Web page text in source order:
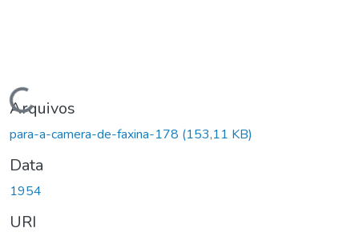
Carregando...
Arquivos
para-a-camera-de-faxina-178 (153,11 KB)
Data
1954
URI